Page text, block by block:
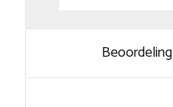
Beoordeling